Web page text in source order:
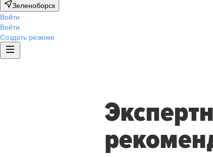
Зеленоборск
Войти
Войти
Создать резюме